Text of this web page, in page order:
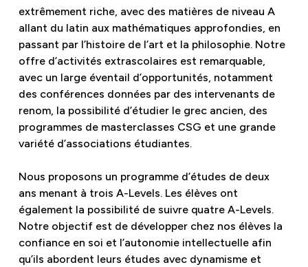
extrêmement riche, avec des matières de niveau A
allant du latin aux mathématiques approfondies, en
passant par l’histoire de l’art et la philosophie. Notre
offre d’activités extrascolaires est remarquable,
avec un large éventail d’opportunités, notamment
des conférences données par des intervenants de
renom, la possibilité d’étudier le grec ancien, des
programmes de masterclasses CSG et une grande
variété d’associations étudiantes.
Nous proposons un programme d’études de deux
ans menant à trois A-Levels. Les élèves ont
également la possibilité de suivre quatre A-Levels.
Notre objectif est de développer chez nos élèves la
confiance en soi et l’autonomie intellectuelle afin
qu’ils abordent leurs études avec dynamisme et